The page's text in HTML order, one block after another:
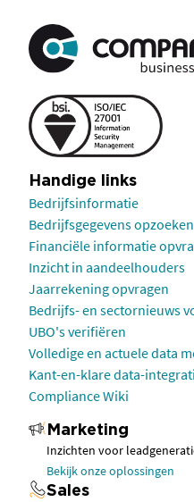
Handige links
Bedrijfsinformatie
Bedrijfsgegevens opzoeken
Financiële informatie
Inzicht in aandeelhouders
Jaarrekening opvragen
Bedrijfs- en sectornieuws
UBO's verifiëren
Volledige en actuele data
Kant-en-klare data-
Compliance Wiki
Marketing
Inzichten voor
Bekijk onze oplossingen
Sales